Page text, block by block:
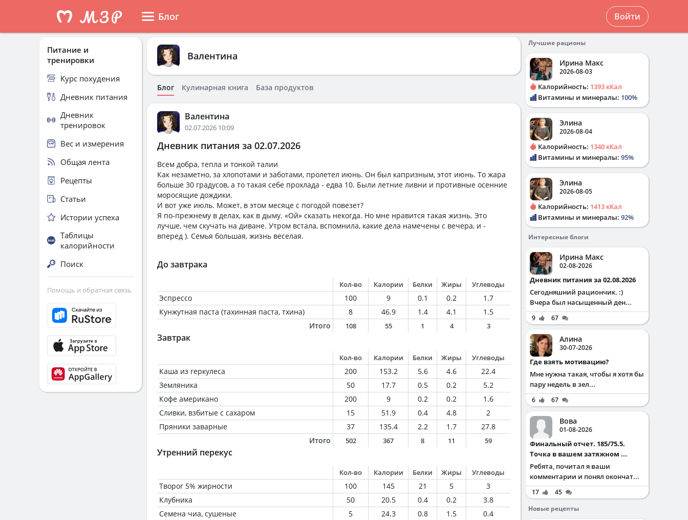
Блог Войти
Валентина
Блог Кулинарная книга База продуктов
Валентина
02.07.2026 10:09
Дневник питания за 02.07.2026
Всем добра, тепла и тонкой талии
Как незаметно, за хлопотами и заботами, пролетел июнь. Он был капризным, этот июнь. То жара
больше 30 градусов, а то такая себе прохлада - едва 10. Были летние ливни и противные осенние
моросящие дождики.
И вот уже июль. Может, в этом месяце с погодой повезет?
Я по-прежнему в делах, как в дыму. «Ой» сказать некогда. Но мне нравится такая жизнь. Это
лучше, чем скучать на диване. Утром встала, вспомнила, какие дела намечены с вечера, и -
вперед ). Семья большая, жизнь веселая.
До завтрака
Кол-во Калории Белки Жиры Углеводы
Эспрессо 100 9 0.1 0.2
1.7
Кунжутная паста (тахинная паста, тхина)
8 46.9 1.4 4.1
1.5
Итого
108 55 1 4 3
Завтрак
Кол-во Калории Белки Жиры Углеводы
Каша из геркулеса 200 153.2 5.6 4.6
22.4
Земляника
50 17.7 0.5 0.2
5.2
Кофе американо
200 9 0.2 0.2
1.6
Сливки, взбитые с сахаром
15 51.9 0.4 4.8
2
Пряники заварные
37 135.4 2.2 1.7
27.8
Итого
502 367 8 11 59
Утренний перекус
Кол-во Калории Белки Жиры Углеводы
Творог 5% жирности 100 145 21 5
3
Клубника
50 20.5 0.4 0.2
3.8
Семена чиа, сушеные
5 24.3 0.8 1.5
0.4
Питание и
тренировки
Курс похудения
Дневник питания
Дневник
тренировок
Вес и измерения
Общая лента
Рецепты
Статьи
Истории успеха
Таблицы
калорийности
Поиск
Помощь и обратная связь
Лучшие рационы
Ирина Макс
2026-08-03
Калорийность: 1393 кКал
Витамины и минералы: 100%
Элина
2026-08-04
Калорийность: 1340 кКал
Витамины и минералы: 95%
Элина
2026-08-05
Калорийность: 1413 кКал
Витамины и минералы: 92%
Интересные блоги
Ирина Макс
02-08-2026
Дневник питания за 02.08.2026
Сегодняшний рациончик. :)
Вчера был насыщенный ден...
9 67
Алина
30-07-2026
Где взять мотивацию?
Мне нужна такая, чтобы я хотя бы
пару недель в зел...
6 67
Вова
01-08-2026
Финальный отчет. 185/75.5.
Точка в вашем затяжном ...
Ребята, почитал я ваши
комментарии и понял окончат...
17
45
Новые рецепты